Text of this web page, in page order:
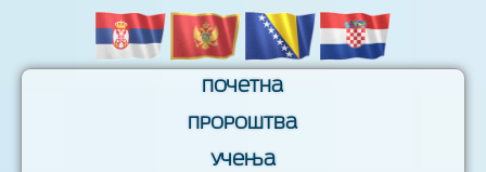
Почетна
Пророштва
Учења